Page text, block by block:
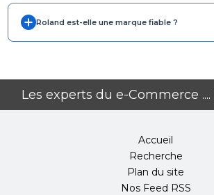
Roland est-elle une marque fiable ?
Les experts du e-Commerce
Accueil
Recherche
Plan du site
Nos Feed RSS